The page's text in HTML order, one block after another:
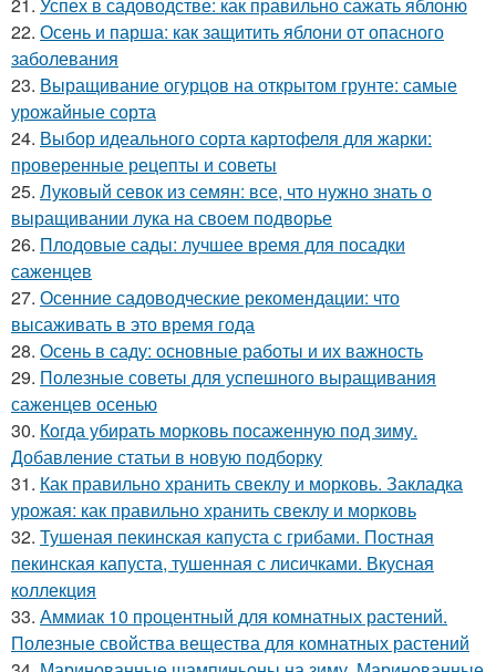
21. Успех в садоводстве: как правильно сажать яблоню
22. Осень и парша: как защитить яблони от опасного
заболевания
23. Выращивание огурцов на открытом грунте: самые
урожайные сорта
24. Выбор идеального сорта картофеля для жарки:
проверенные рецепты и советы
25. Луковый севок из семян: все, что нужно знать о
выращивании лука на своем подворье
26. Плодовые сады: лучшее время для посадки
саженцев
27. Осенние садоводческие рекомендации: что
высаживать в это время года
28. Осень в саду: основные работы и их важность
29. Полезные советы для успешного выращивания
саженцев осенью
30. Когда убирать морковь посаженную под зиму.
Добавление статьи в новую подборку
31. Как правильно хранить свеклу и морковь. Закладка
урожая: как правильно хранить свеклу и морковь
32. Тушеная пекинская капуста с грибами. Постная
пекинская капуста, тушенная с лисичками. Вкусная
коллекция
33. Аммиак 10 процентный для комнатных растений.
Полезные свойства вещества для комнатных растений